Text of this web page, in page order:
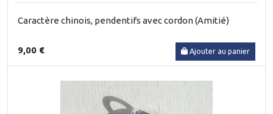
Caractère chinois, pendentifs avec cordon (Amitié)
9,00 € Ajouter au panier